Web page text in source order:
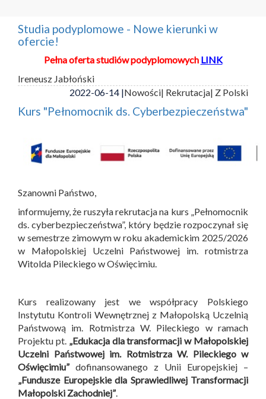
Studia podyplomowe - Nowe kierunki w
ofercie!
Pełna oferta studiów podyplomowych LINK
Ireneusz Jabłoński
2022-06-14 |Nowości| Rekrutacja| Z Polski
Kurs "Pełnomocnik ds. Cyberbezpieczeństwa"
Szanowni Państwo,
informujemy, że ruszyła rekrutacja na kurs „Pełnomocnik
ds. cyberbezpieczeństwa”, który będzie rozpoczynał się
w semestrze zimowym w roku akademickim 2025/2026
w Małopolskiej Uczelni Państwowej im. rotmistrza
Witolda Pileckiego w Oświęcimiu.
Kurs realizowany jest we współpracy Polskiego
Instytutu Kontroli Wewnętrznej z Małopolską Uczelnią
Państwową im. Rotmistrza W. Pileckiego w ramach
Projektu pt. „Edukacja dla transformacji w Małopolskiej
Uczelni Państwowej im. Rotmistrza W. Pileckiego w
Oświęcimiu”dofinansowanego z Unii Europejskiej –
„Fundusze Europejskie dla Sprawiedliwej Transformacji
Małopolski Zachodniej”.